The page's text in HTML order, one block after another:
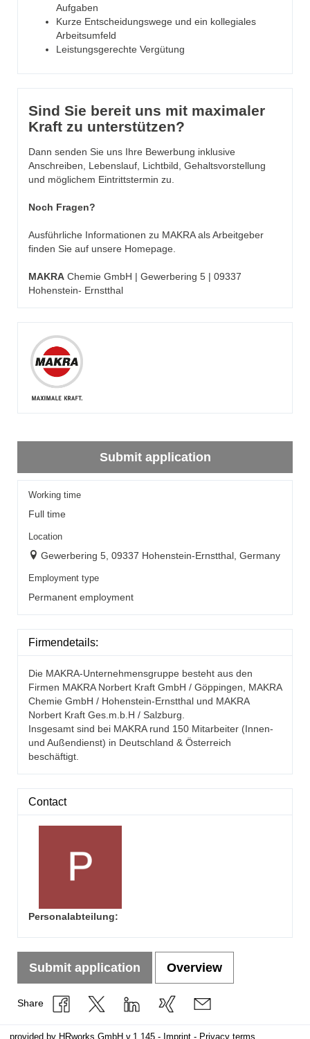
Aufgaben
Kurze Entscheidungswege und ein kollegiales
Arbeitsumfeld
Leistungsgerechte Vergütung
Sind Sie bereit uns mit maximaler
Kraft zu unterstützen?
Dann senden Sie uns Ihre Bewerbung inklusive
Anschreiben, Lebenslauf, Lichtbild, Gehaltsvorstellung
und möglichem Eintrittstermin zu.
Noch Fragen?
Ausführliche Informationen zu MAKRA als Arbeitgeber
finden Sie auf unsere Homepage
MAKRA Chemie GmbH | Gewerbering 5 | 09337
Hohenstein- Ernstthal
Submit application
Working time
Full time
Location
Gewerbering 5, 09337 Hohenstein-Ernstthal, Germany
Employment type
Permanent employment
Firmendetails:
Die MAKRA-Unternehmensgruppe besteht aus den
Firmen MAKRA Norbert Kraft GmbH / Göppingen, MAKRA
Chemie GmbH / Hohenstein-Ernstthal und MAKRA
Norbert Kraft Ges.m.b.H / Salzburg.
Insgesamt sind bei MAKRA rund 150 Mitarbeiter (Innen-
und Außendienst) in Deutschland & Österreich
beschäftigt.
Contact
Personalabteilung:
Submit application Overview
Share
provided by HRworks GmbH v.1.145 - Imprint - Privacy terms